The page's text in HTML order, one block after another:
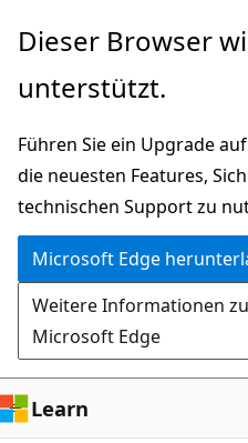
Zu
wechseln
Dieser Browser
unterstützt.
Führen Sie ein Upgrade
die neuesten Features,
technischen Support zu
Microsoft Edge
Weitere Informationen
Microsoft Edge
Learn